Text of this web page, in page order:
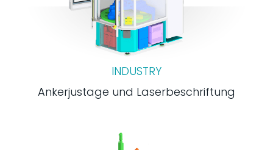
INDUSTRY
Ankerjustage und Laserbeschriftung